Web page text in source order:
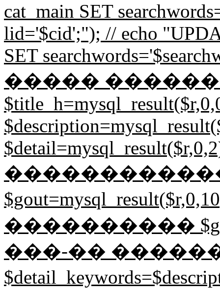
cat_main SET
lid='$cid';"); // echo
SET
�����
����������
���-��